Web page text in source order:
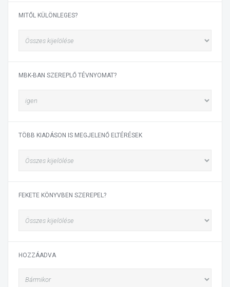
MITŐL KÜLÖNLEGES?
MBK-BAN SZEREPLŐ TÉVNYOMAT?
TÖBB KIADÁSON IS MEGJELENŐ ELTÉRÉSEK
FEKETE KÖNYVBEN SZEREPEL?
HOZZÁADVA